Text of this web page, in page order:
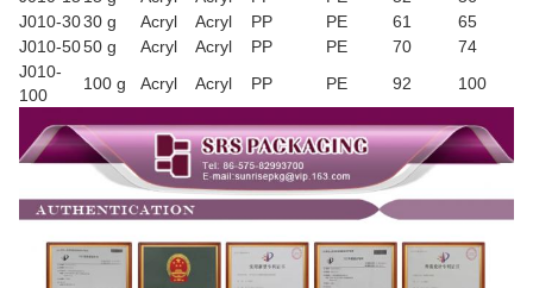
J010-3030 g Acryl Acryl PP PE 61
65
J010-5050 g Acryl Acryl PP PE 70
74
J010-
100
100 g Acryl Acryl PP PE 92 100